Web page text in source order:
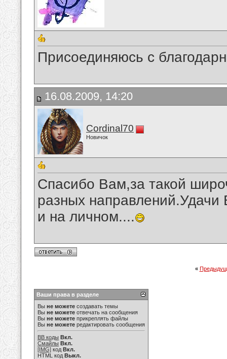
Присоединяюсь с
16.08.2009, 14:20
Cordinal70
Новичок
Спасибо Вам,за такой
разных направлений.Удачи
и на личном....
«
Ваши права в разделе
Вы не можете создавать темы
Вы не можете отвечать на сообщения
Вы не можете прикреплять файлы
Вы не можете редактировать сообщения
BB коды Вкл.
Смайлы Вкл.
[IMG] код Вкл.
HTML код Выкл.